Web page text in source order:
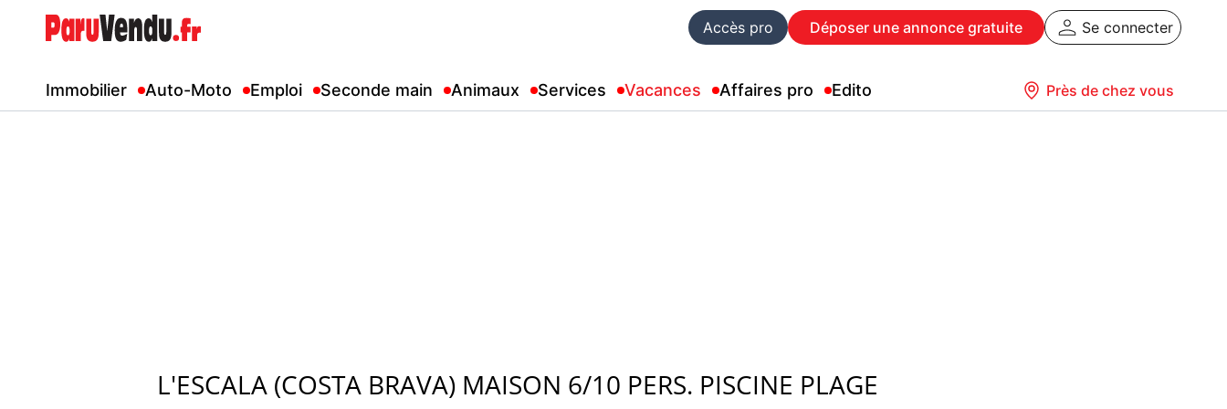
Accès pro Déposer une annonce gratuite Se connecter
Immobilier Auto-Moto Emploi Seconde main Animaux Services Vacances Affaires pro Edito Près de chez vous
L'ESCALA (COSTA BRAVA) MAISON 6/10 PERS. PISCINE PLAGE